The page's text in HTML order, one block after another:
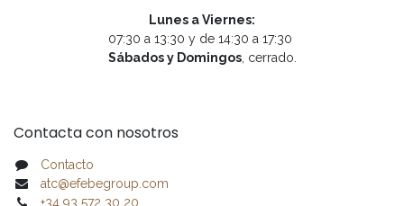
Lunes a Viernes:
07:30 a 13:30 y de 14:30 a 17:30
Sábados y Domingos, cerrado.
Contacta con nosotros
Contacto
atc@efebegroup.com
+34 93 572 30 20